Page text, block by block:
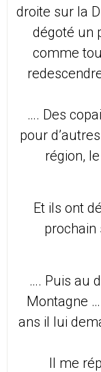
droite sur la
dégoté un
comme
…. Des
pour
région,
Et ils ont
prochain
…. Puis au
Montagne
ans il lui
Il me